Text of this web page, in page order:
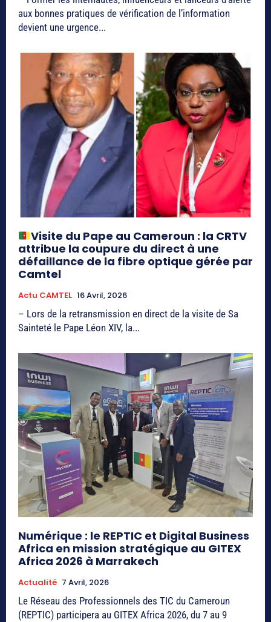
aux bonnes pratiques de vérification de l’information
devient une urgence...
Visite du Pape au Cameroun : la CRTV
attribue la coupure du direct à une
défaillance de la fibre optique gérée par
Camtel
Actu CAMTEL 16 Avril, 2026
– Lors de la retransmission en direct de la visite de Sa
Sainteté le Pape Léon XIV, la...
Numérique : le REPTIC et Digital Business
Africa en mission stratégique au GITEX
Africa 2026 à Marrakech
Actualité 7 Avril, 2026
Le Réseau des Professionnels des TIC du Cameroun
(REPTIC) participera au GITEX Africa 2026, du 7 au 9